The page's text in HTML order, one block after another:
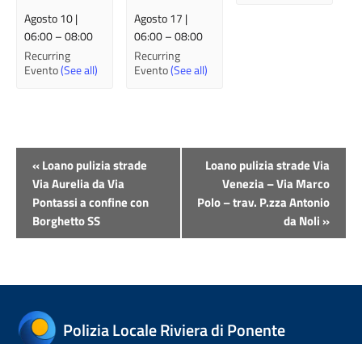
Agosto 10 |
06:00–08:00
Recurring
Evento(See all)
Agosto 17 |
06:00–08:00
Recurring
Evento(See all)
Evento
Navigazione
«Loano pulizia strade
Via Aurelia da Via
Pontassi a confine con
Borghetto SS
Loano pulizia strade Via
Venezia – Via Marco
Polo – trav. P.zza Antonio
da Noli»
Polizia Locale Riviera di Ponente